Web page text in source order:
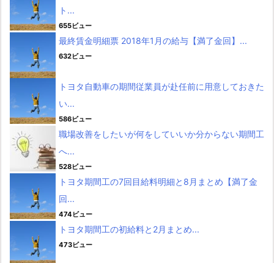
ト...
655ビュー
最終賃金明細票 2018年1月の給与【満了金回】...
632ビュー
トヨタ自動車の期間従業員が赴任前に用意しておきた
い...
586ビュー
職場改善をしたいが何をしていいか分からない期間工
へ...
528ビュー
トヨタ期間工の7回目給料明細と8月まとめ【満了金
回...
474ビュー
トヨタ期間工の初給料と2月まとめ...
473ビュー